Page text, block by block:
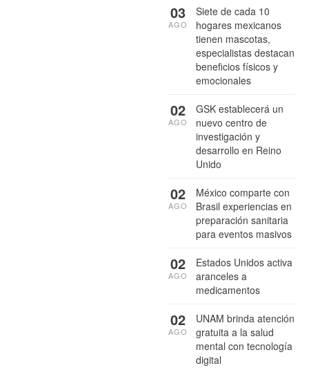
Siete de cada 10
hogares mexicanos
tienen mascotas,
especialistas destacan
beneficios físicos y
emocionales
03
AGO
GSK establecerá un
nuevo centro de
investigación y
desarrollo en Reino
Unido
02
AGO
México comparte con
Brasil experiencias en
preparación sanitaria
para eventos masivos
02
AGO
Estados Unidos activa
aranceles a
medicamentos
02
AGO
UNAM brinda atención
gratuita a la salud
mental con tecnología
digital
02
AGO